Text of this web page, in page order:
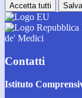
Accetta tutti
de' Medici
Contatti
Istituto